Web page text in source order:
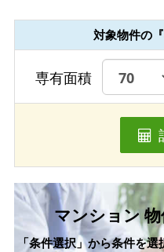
対象物件の
専有面積
マンション
「条件選択」から条件を